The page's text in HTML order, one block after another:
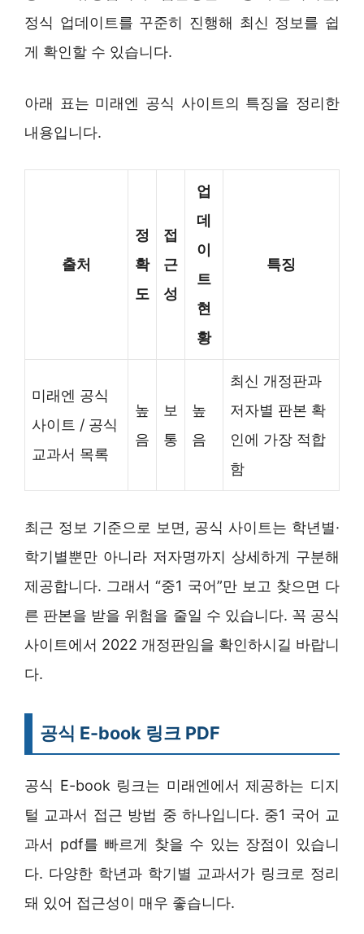
정식 업데이트를 꾸준히 진행해 최신 정보를 쉽
게 확인할 수 있습니다.
아래 표는 미래엔 공식 사이트의 특징을 정리한
내용입니다.
출처
정
확
도
접
근
성
업
데
이
트
현
황
특징
미래엔 공식
사이트 / 공식
교과서 목록
높
음
보
통
높
음
최신 개정판과
저자별 판본 확
인에 가장 적합
함
최근 정보 기준으로 보면, 공식 사이트는 학년별·
학기별뿐만 아니라 저자명까지 상세하게 구분해
제공합니다. 그래서 “중1 국어”만 보고 찾으면 다
른 판본을 받을 위험을 줄일 수 있습니다. 꼭 공식
사이트에서 2022 개정판임을 확인하시길 바랍니
다.
공식 E-book 링크 PDF
공식 E-book 링크는 미래엔에서 제공하는 디지
털 교과서 접근 방법 중 하나입니다. 중1 국어 교
과서 pdf를 빠르게 찾을 수 있는 장점이 있습니
다. 다양한 학년과 학기별 교과서가 링크로 정리
돼 있어 접근성이 매우 좋습니다.